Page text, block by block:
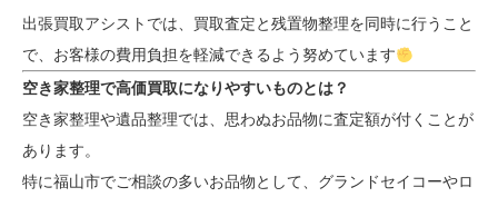
出張買取アシストでは、買取査定と残置物整理を同時に行うこと
で、お客様の費用負担を軽減できるよう努めています
空き家整理で高価買取になりやすいものとは？
空き家整理や遺品整理では、思わぬお品物に査定額が付くことが
あります。
特に福山市でご相談の多いお品物として、グランドセイコーやロ